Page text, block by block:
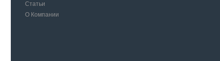
Статьи
О Компании